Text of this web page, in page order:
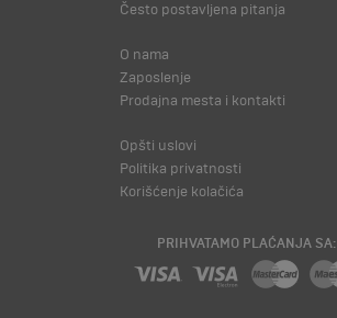
Često postavljena pitanja
O nama
Zaposlenje
Prodajna mesta i kontakti
Opšti uslovi
Politika privatnosti
Korišćenje kolačića
PRIHVATAMO PLAĆANJA SA: